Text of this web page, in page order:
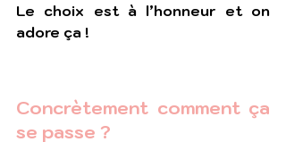
Le choix est à l’honneur et on
adore ça !
Concrètement comment ça
se passe ?